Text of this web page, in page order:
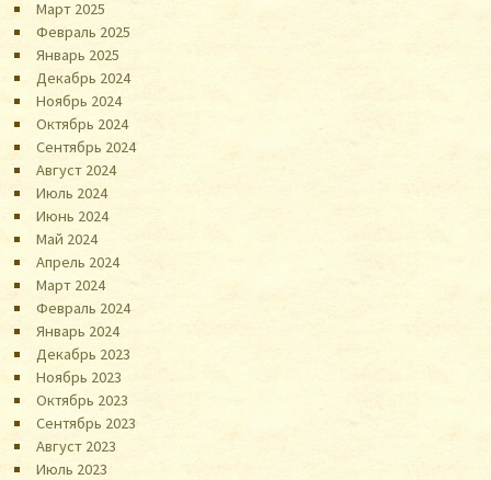
Март 2025
Февраль 2025
Январь 2025
Декабрь 2024
Ноябрь 2024
Октябрь 2024
Сентябрь 2024
Август 2024
Июль 2024
Июнь 2024
Май 2024
Апрель 2024
Март 2024
Февраль 2024
Январь 2024
Декабрь 2023
Ноябрь 2023
Октябрь 2023
Сентябрь 2023
Август 2023
Июль 2023